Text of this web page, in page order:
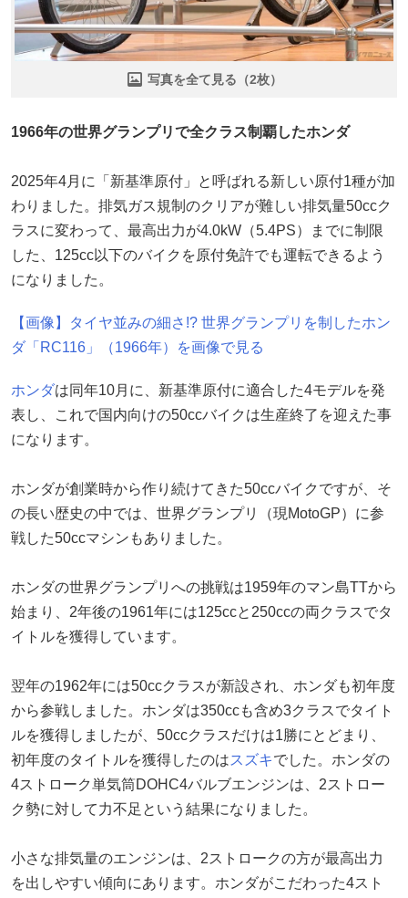
写真を全て見る（2枚）
1966年の世界グランプリで全クラス制覇したホンダ
2025年4月に「新基準原付」と呼ばれる新しい原付1種が加
わりました。排気ガス規制のクリアが難しい排気量50ccク
ラスに変わって、最高出力が4.0kW（5.4PS）までに制限
した、125cc以下のバイクを原付免許でも運転できるよう
になりました。
【画像】タイヤ並みの細さ!? 世界グランプリを制したホン
ダ「RC116」（1966年）を画像で見る
ホンダは同年10月に、新基準原付に適合した4モデルを発
表し、これで国内向けの50ccバイクは生産終了を迎えた事
になります。
ホンダが創業時から作り続けてきた50ccバイクですが、そ
の長い歴史の中では、世界グランプリ（現MotoGP）に参
戦した50ccマシンもありました。
ホンダの世界グランプリへの挑戦は1959年のマン島TTから
始まり、2年後の1961年には125ccと250ccの両クラスでタ
イトルを獲得しています。
翌年の1962年には50ccクラスが新設され、ホンダも初年度
から参戦しました。ホンダは350ccも含め3クラスでタイト
ルを獲得しましたが、50ccクラスだけは1勝にとどまり、
初年度のタイトルを獲得したのはスズキでした。ホンダの
4ストローク単気筒DOHC4バルブエンジンは、2ストロー
ク勢に対して力不足という結果になりました。
小さな排気量のエンジンは、2ストロークの方が最高出力
を出しやすい傾向にあります。ホンダがこだわった4スト